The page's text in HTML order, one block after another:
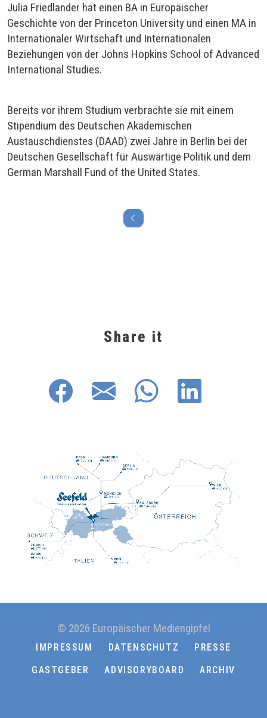
Julia Friedlander hat einen BA in Europäischer
Geschichte von der Princeton University und einen MA in
Internationaler Wirtschaft und Internationalen
Beziehungen von der Johns Hopkins School of Advanced
International Studies.
Bereits vor ihrem Studium verbrachte sie mit einem
Stipendium des Deutschen Akademischen
Austauschdienstes (DAAD) zwei Jahre in Berlin bei der
Deutschen Gesellschaft für Auswärtige Politik und dem
German Marshall Fund of the United States.
Share it
© 2026 Europäischer Mediengipfel
IMPRESSUM DATENSCHUTZ
PRESSE
GASTGEBER
ADVISORYBOARD ARCHIV